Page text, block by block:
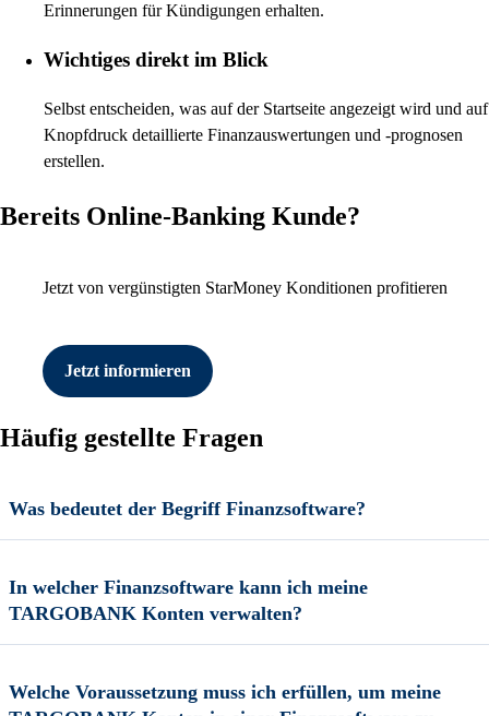
Erinnerungen für Kündigungen erhalten.
Wichtiges direkt im Blick
Selbst entscheiden, was auf der Startseite angezeigt wird und auf
Knopfdruck detaillierte Finanzauswertungen und -prognosen
erstellen.
Bereits Online-Banking Kunde?
Jetzt von vergünstigten StarMoney Konditionen profitieren
Jetzt informieren
Häufig gestellte Fragen
Was bedeutet der Begriff Finanzsoftware?
In welcher Finanzsoftware kann ich meine
TARGOBANK Konten verwalten?
Welche Voraussetzung muss ich erfüllen, um meine